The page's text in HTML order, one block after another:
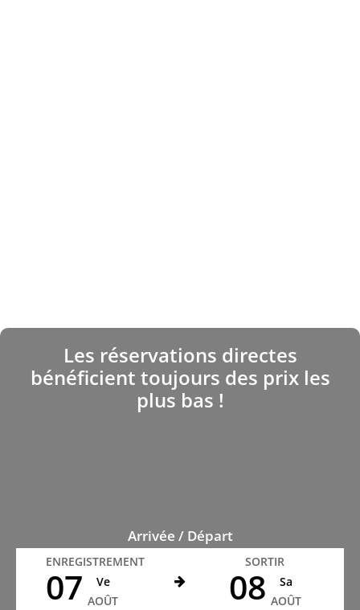
Les réservations directes
bénéficient toujours des prix les
plus bas !
Arrivée / Départ
ENREGISTREMENT
07
Ve
AOÛT
SORTIR
08
Sa
AOÛT